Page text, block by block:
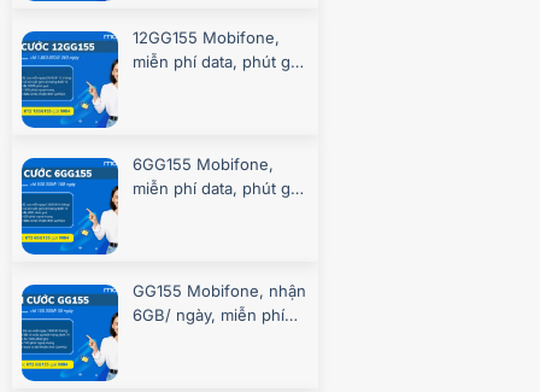
12GG155 Mobifone,
miễn phí data, phút gọi
6GG155 Mobifone,
miễn phí data, phút gọi
GG155 Mobifone, nhận
6GB/ ngày, miễn phí